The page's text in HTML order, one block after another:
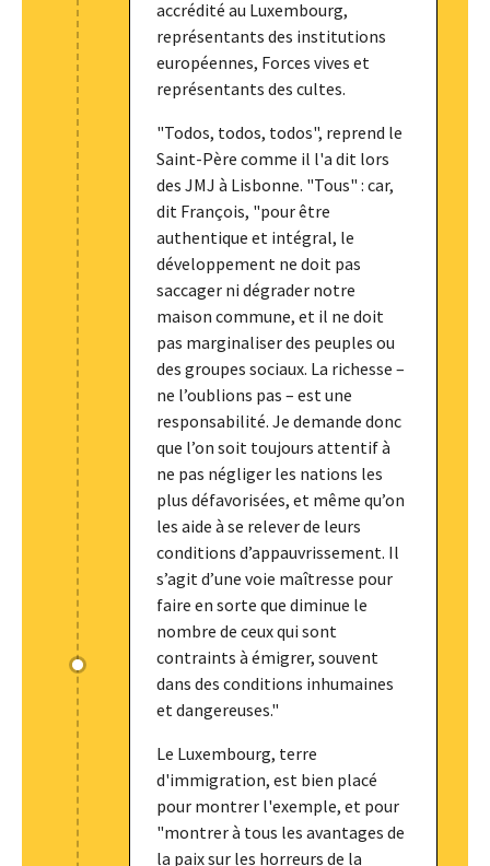
accrédité au Luxembourg,
représentants des institutions
européennes, Forces vives et
représentants des cultes.
"Todos, todos, todos", reprend le
Saint-Père comme il l'a dit lors
des JMJ à Lisbonne. "Tous" : car,
dit François, "pour être
authentique et intégral, le
développement ne doit pas
saccager ni dégrader notre
maison commune, et il ne doit
pas marginaliser des peuples ou
des groupes sociaux. La richesse –
ne l’oublions pas – est une
responsabilité. Je demande donc
que l’on soit toujours attentif à
ne pas négliger les nations les
plus défavorisées, et même qu’on
les aide à se relever de leurs
conditions d’appauvrissement. Il
s’agit d’une voie maîtresse pour
faire en sorte que diminue le
nombre de ceux qui sont
contraints à émigrer, souvent
dans des conditions inhumaines
et dangereuses."
Le Luxembourg, terre
d'immigration, est bien placé
pour montrer l'exemple, et pour
"montrer à tous les avantages de
la paix sur les horreurs de la